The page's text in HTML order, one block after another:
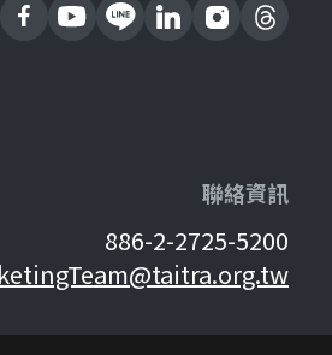
聯絡資訊
886-2-2725-5200